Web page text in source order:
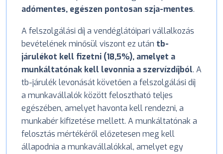
adómentes, egészen pontosan szja-mentes.
A felszolgálási díj a vendéglátóipari vállalkozás
bevételének minősül viszont ez után tb-
járulékot kell fizetni (18,5%), amelyet a
munkáltatónak kell levonnia a szervízdíjból. A
tb-járulék levonását követően a felszolgálási díj
a munkavállalók között felosztható teljes
egészében, amelyet havonta kell rendezni, a
munkabér kifizetése mellett. A munkáltatónak a
felosztás mértékéről előzetesen meg kell
állapodnia a munkavállalókkal, amelyet egy